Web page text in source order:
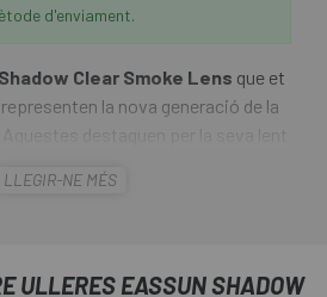
d'enviament.
Clear Smoke Lens que et
representen la nova generació de la
Aquestes destaquen per la seva lent
i un ajust còmode i estable. El seu
net i una estètica moderna.
LLEGIR-NE MÉS
ULLERES EASSUN SHADOW